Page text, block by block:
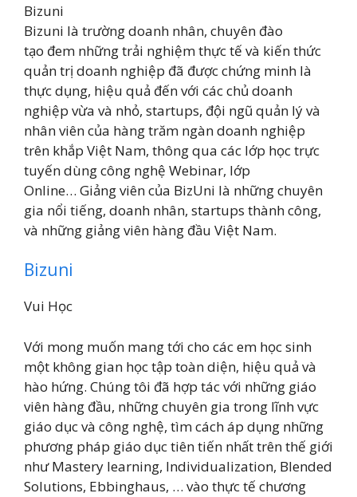
Bizuni
Bizuni là trường doanh nhân, chuyên đào
tạo đem những trải nghiệm thực tế và kiến thức
quản trị doanh nghiệp đã được chứng minh là
thực dụng, hiệu quả đến với các chủ doanh
nghiệp vừa và nhỏ, startups, đội ngũ quản lý và
nhân viên của hàng trăm ngàn doanh nghiệp
trên khắp Việt Nam, thông qua các lớp học trực
tuyến dùng công nghệ Webinar, lớp
Online… Giảng viên của BizUni là những chuyên
gia nổi tiếng, doanh nhân, startups thành công,
và những giảng viên hàng đầu Việt Nam.
Bizuni
Vui Học
Với mong muốn mang tới cho các em học sinh
một không gian học tập toàn diện, hiệu quả và
hào hứng. Chúng tôi đã hợp tác với những giáo
viên hàng đầu, những chuyên gia trong lĩnh vực
giáo dục và công nghệ, tìm cách áp dụng những
phương pháp giáo dục tiên tiến nhất trên thế giới
như Mastery learning, Individualization, Blended
Solutions, Ebbinghaus, … vào thực tế chương